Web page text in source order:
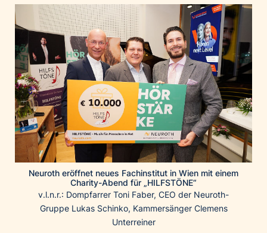
GE HealthCare
Home of Work
Huawei Consumer Business Group
IT:U
JP Immobilien
JYSK
Kroatische Zentrale für Tourismus
List Holding Gruppe
Marble House
Mediaplus
Microsoft
Mondelēz Österreich
Neuroth eröffnet neues Fachinstitut in Wien mit einem
Charity-Abend für „HILFSTÖNE“
v.l.n.r.: Dompfarrer Toni Faber, CEO der Neuroth-
Gruppe Lukas Schinko, Kammersänger Clemens
Unterreiner